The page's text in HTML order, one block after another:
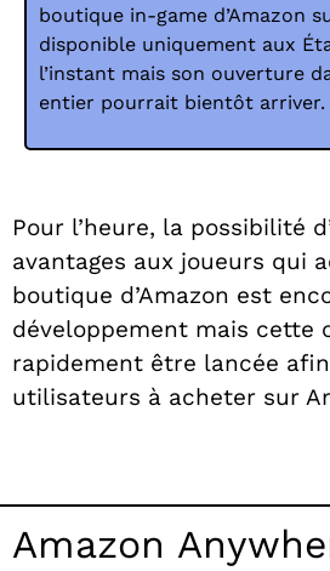
boutique in-game d’Amazon
disponible uniquement aux
l’instant mais son ouverture
entier pourrait bientôt arriver.
Pour l’heure, la possibilité
avantages aux joueurs qui
boutique d’Amazon est
développement mais cette
rapidement être lancée afin
utilisateurs à acheter sur
Amazon